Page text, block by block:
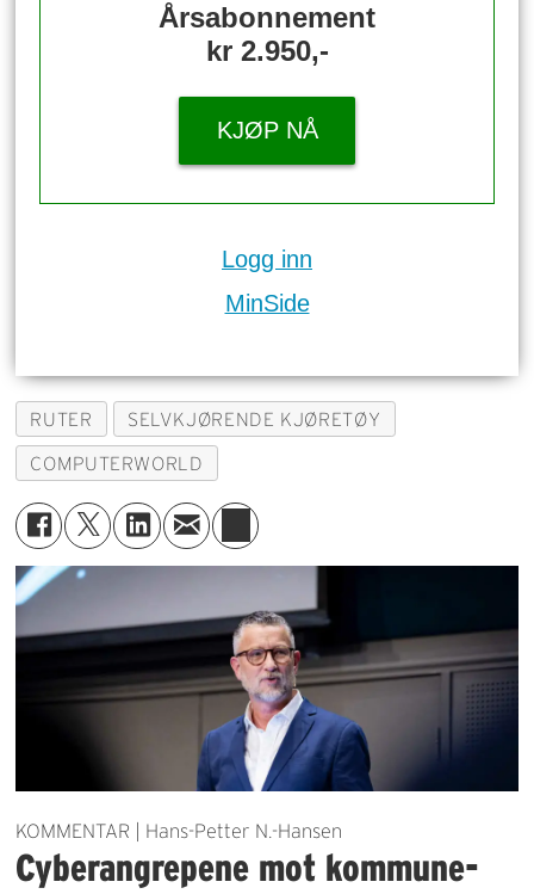
Årsabonnement
kr 2.950,-
KJØP NÅ
Logg inn
MinSide
RUTER SELVKJØRENDE KJØRETØY
COMPUTERWORLD
KOMMENTAR | Hans-Petter N.-Hansen
Cyberangrepene mot kommune-